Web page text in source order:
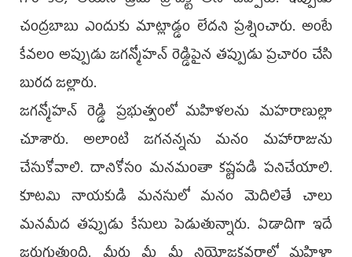
చంద్రబాబు ఎందుకు మాట్లాడ్డం లేదని ప్రశ్నించారు. అంటే
కేవలం అప్పుడు జగన్మోహన్ రెడ్డిపైన తప్పుడు ప్రచారం చేసి
బురద జల్లారు.
జగన్మోహన్ రెడ్డి ప్రభుత్వంలో మహిళలను మహరాణుల్లా
చూశారు. అలాంటి జగనన్నను మనం మహారాజును
చేసుకోవాలి. దానికోసం మనమంతా కష్టపడి పనిచేయాలి.
కూటమి నాయకుడి మనసులో మనం మెదిలితే చాలు
మనమీద తప్పుడు కేసులు పెడుతున్నారు. ఏడాదిగా ఇదే